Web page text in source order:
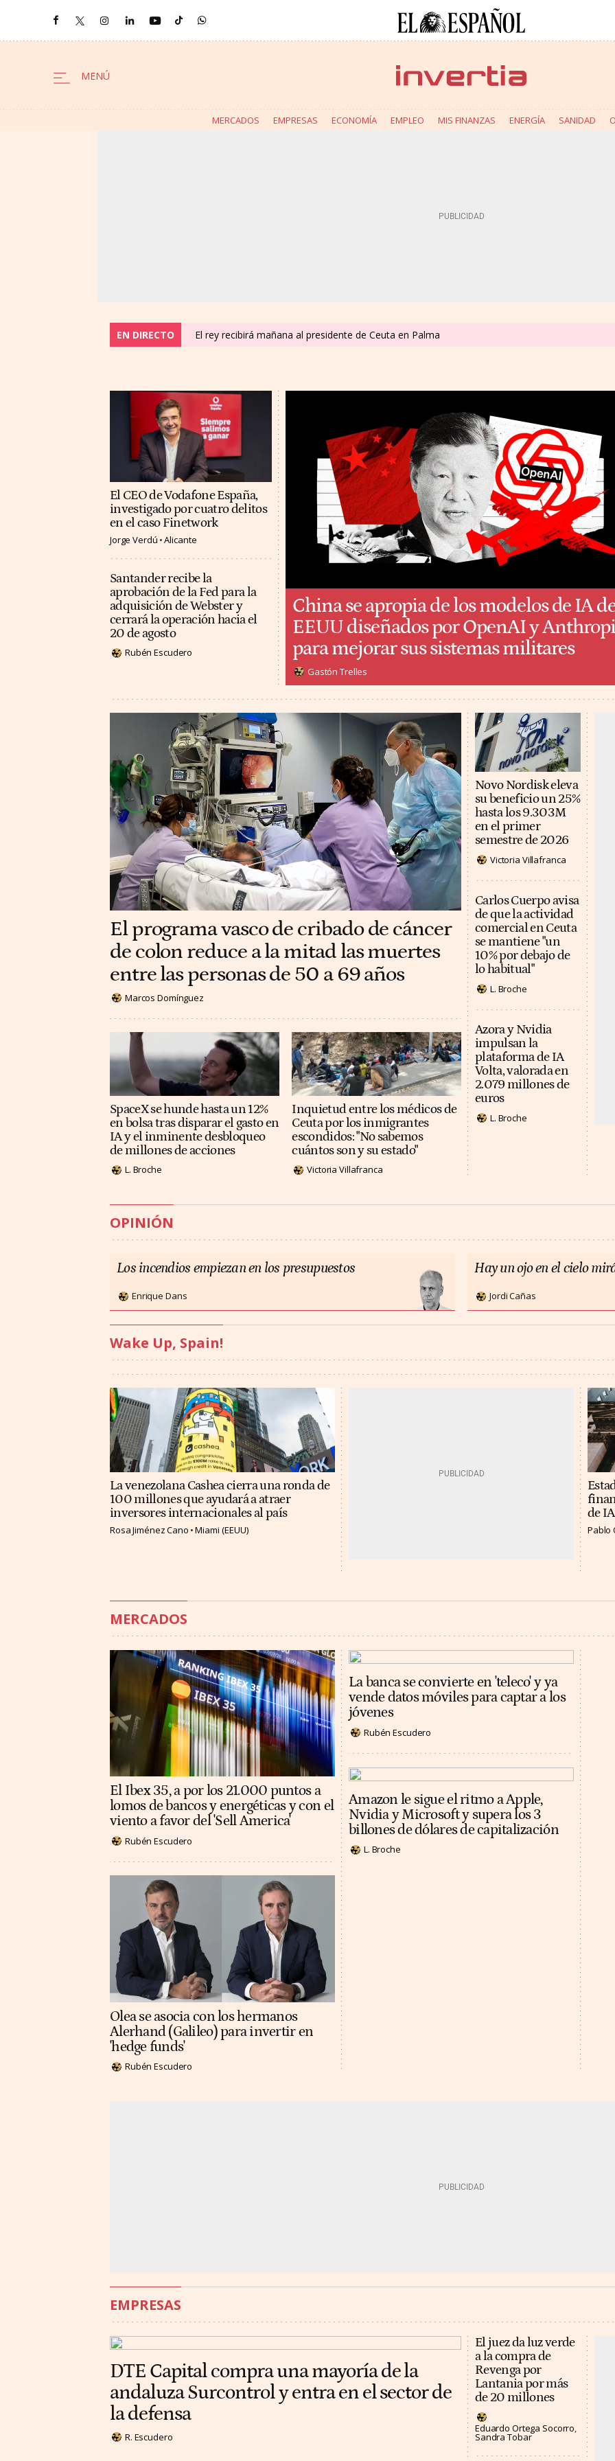
MERCADOS EMPRESAS ECONOMÍA EMPLEO MIS FINANZAS ENERGÍA SANIDAD
EN DIRECTO El rey recibirá mañana al presidente de Ceuta en Palma
El CEO de Vodafone España,
investigado por cuatro delitos
en el caso Finetwork
Jorge Verdú Alicante
Santander recibe la
aprobación de la Fed para la
adquisición de Webster y
cerrará la operación hacia el
20 de agosto
Rubén Escudero
China se apropia de los modelos de IA
EEUU diseñados por OpenAI y
para mejorar sus sistemas militares
Gastón Trelles
El programa vasco de cribado de cáncer
de colon reduce a la mitad las muertes
entre las personas de 50 a 69 años
Marcos Domínguez
SpaceX se hunde hasta un 12%
en bolsa tras disparar el gasto en
IA y el inminente desbloqueo
de millones de acciones
L. Broche
Inquietud entre los médicos de
Ceuta por los inmigrantes
escondidos: "No sabemos
cuántos son y su estado"
Victoria Villafranca
Novo Nordisk eleva
su beneficio un 25%
hasta los 9.303M
en el primer
semestre de 2026
Victoria Villafranca
Carlos Cuerpo avisa
de que la actividad
comercial en Ceuta
se mantiene "un
10% por debajo de
lo habitual"
L. Broche
Azora y Nvidia
impulsan la
plataforma de IA
Volta, valorada en
2.079 millones de
euros
L. Broche
OPINIÓN
Los incendios empiezan en los presupuestos
Enrique Dans
Hay un ojo en el cielo
Jordi Cañas
Wake Up, Spain!
La venezolana Cashea cierra una ronda de
100 millones que ayudará a atraer
inversores internacionales al país
Rosa Jiménez Cano Miami (EEUU)
de IA
Pablo
MERCADOS
El Ibex 35, a por los 21.000 puntos a
lomos de bancos y energéticas y con el
viento a favor del 'Sell America'
Rubén Escudero
Olea se asocia con los hermanos
Alerhand (Galileo) para invertir en
'hedge funds'
Rubén Escudero
La banca se convierte en 'teleco' y ya
vende datos móviles para captar a los
jóvenes
Rubén Escudero
Amazon le sigue el ritmo a Apple,
Nvidia y Microsoft y supera los 3
billones de dólares de capitalización
L. Broche
EMPRESAS
DTE Capital compra una mayoría de la
andaluza Surcontrol y entra en el sector de
la defensa
R. Escudero
El juez da luz verde
a la compra de
Revenga por
Lantania por más
de 20 millones
Eduardo Ortega Socorro
Sandra Tobar